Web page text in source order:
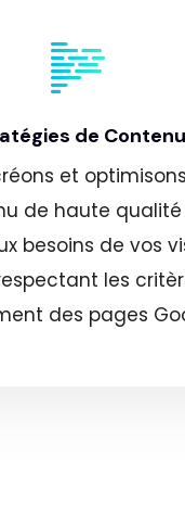
de Contenu
et
de haute
besoins de vos
les
des pages